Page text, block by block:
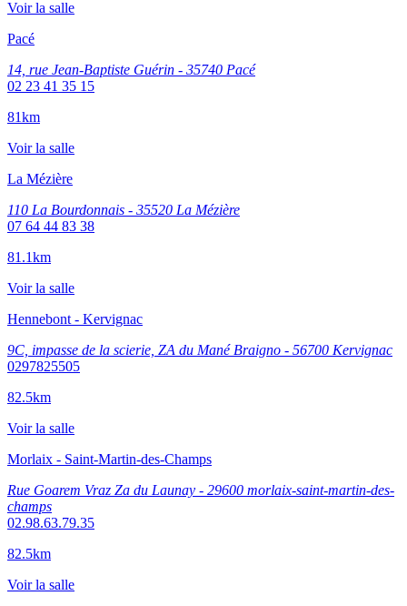
Voir la salle
Pacé
14, rue Jean-Baptiste Guérin - 35740 Pacé
02 23 41 35 15
81km
Voir la salle
La Mézière
110 La Bourdonnais - 35520 La Mézière
07 64 44 83 38
81.1km
Voir la salle
Hennebont - Kervignac
9C, impasse de la scierie, ZA du Mané Braigno - 56700 Kervignac
0297825505
82.5km
Voir la salle
Morlaix - Saint-Martin-des-Champs
Rue Goarem Vraz Za du Launay - 29600 morlaix-saint-martin-des-
champs
02.98.63.79.35
82.5km
Voir la salle